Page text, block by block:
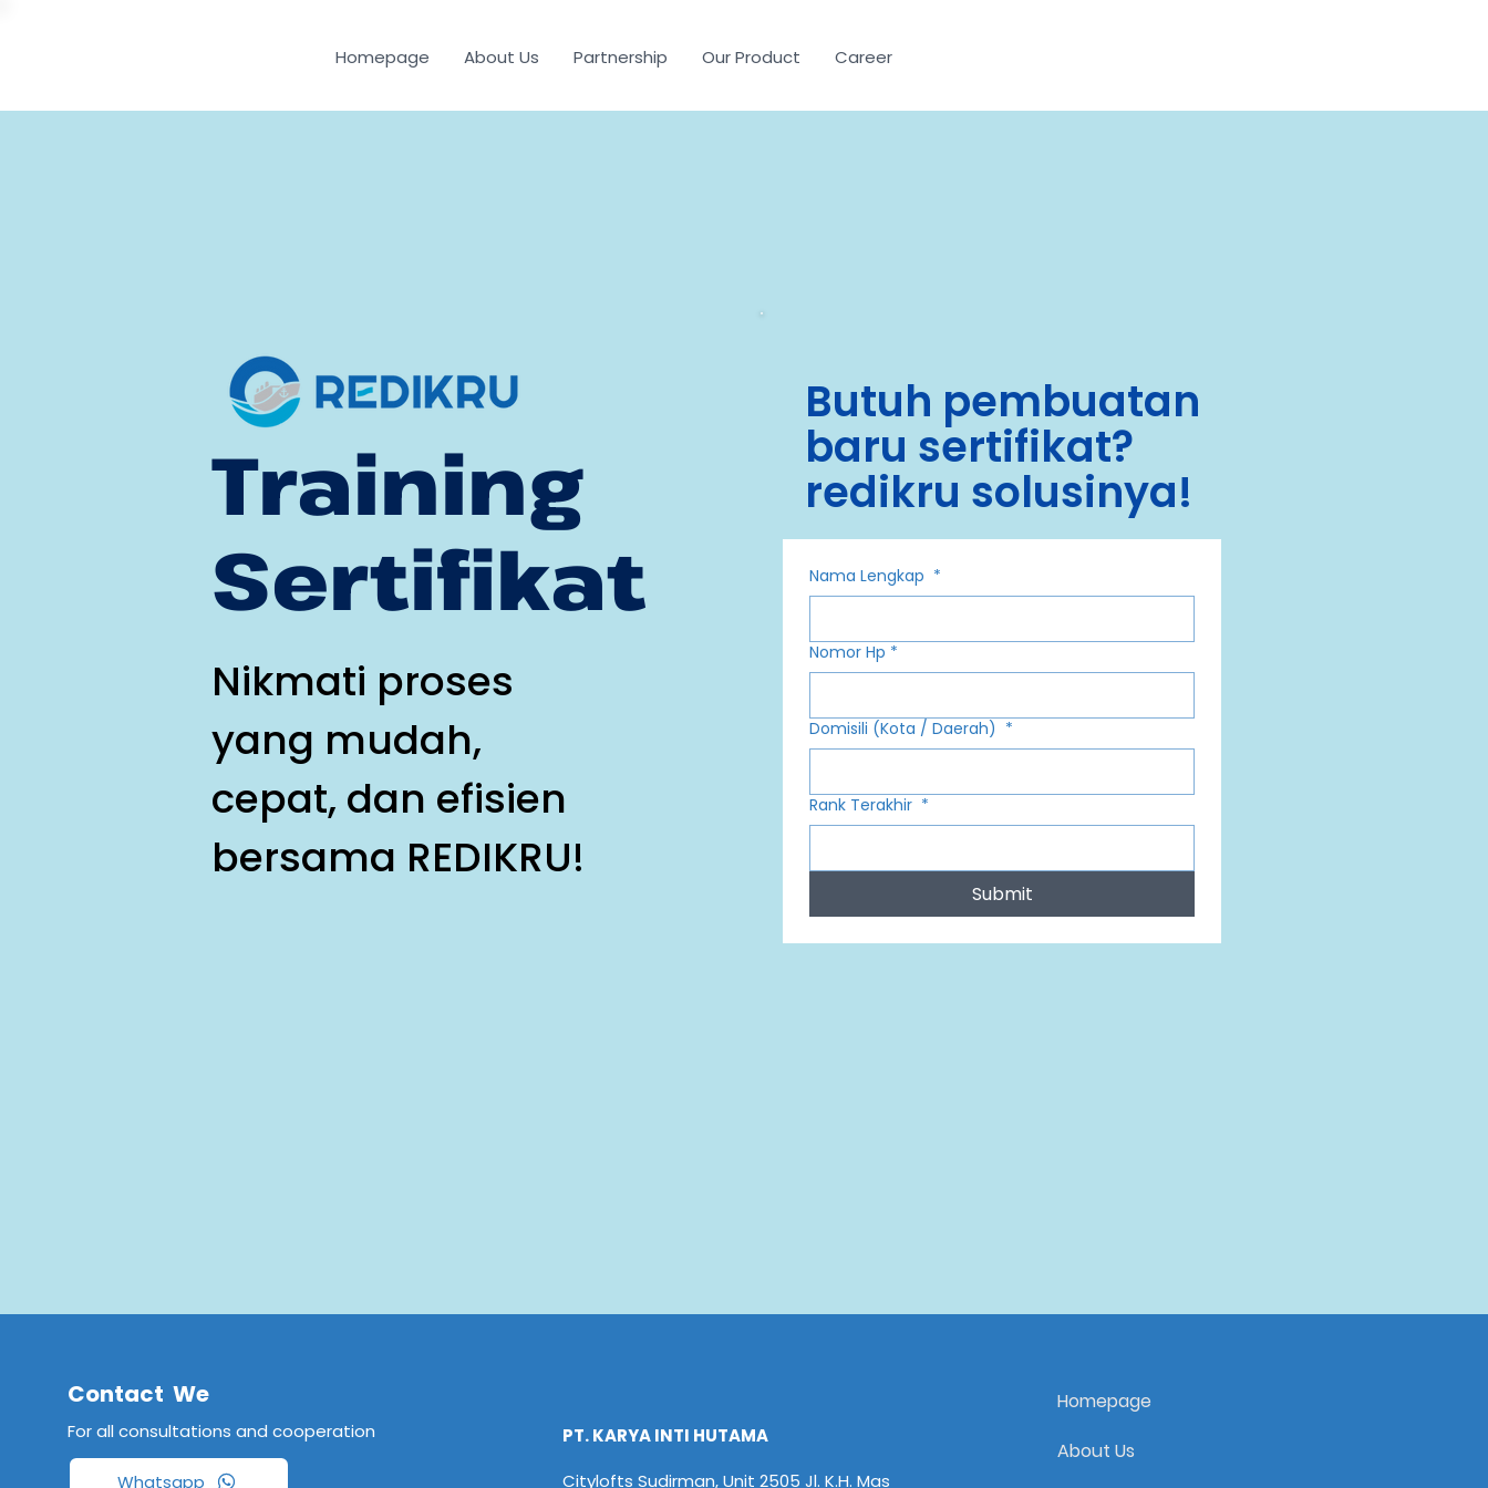
Homepage About Us Partnership Our Product Career
Training
Sertifikat
Nikmati proses
yang mudah,
cepat, dan efisien
bersama REDIKRU!
Butuh pembuatan
baru sertifikat?
redikru solusinya!
Nama Lengkap *
Nomor Hp *
Domisili (Kota / Daerah) *
Rank Terakhir *
Submit
Contact We
For all consultations and cooperation
Whatsapp
PT. KARYA INTI HUTAMA
Citylofts Sudirman, Unit 2505 Jl. K.H. Mas
Homepage
About Us